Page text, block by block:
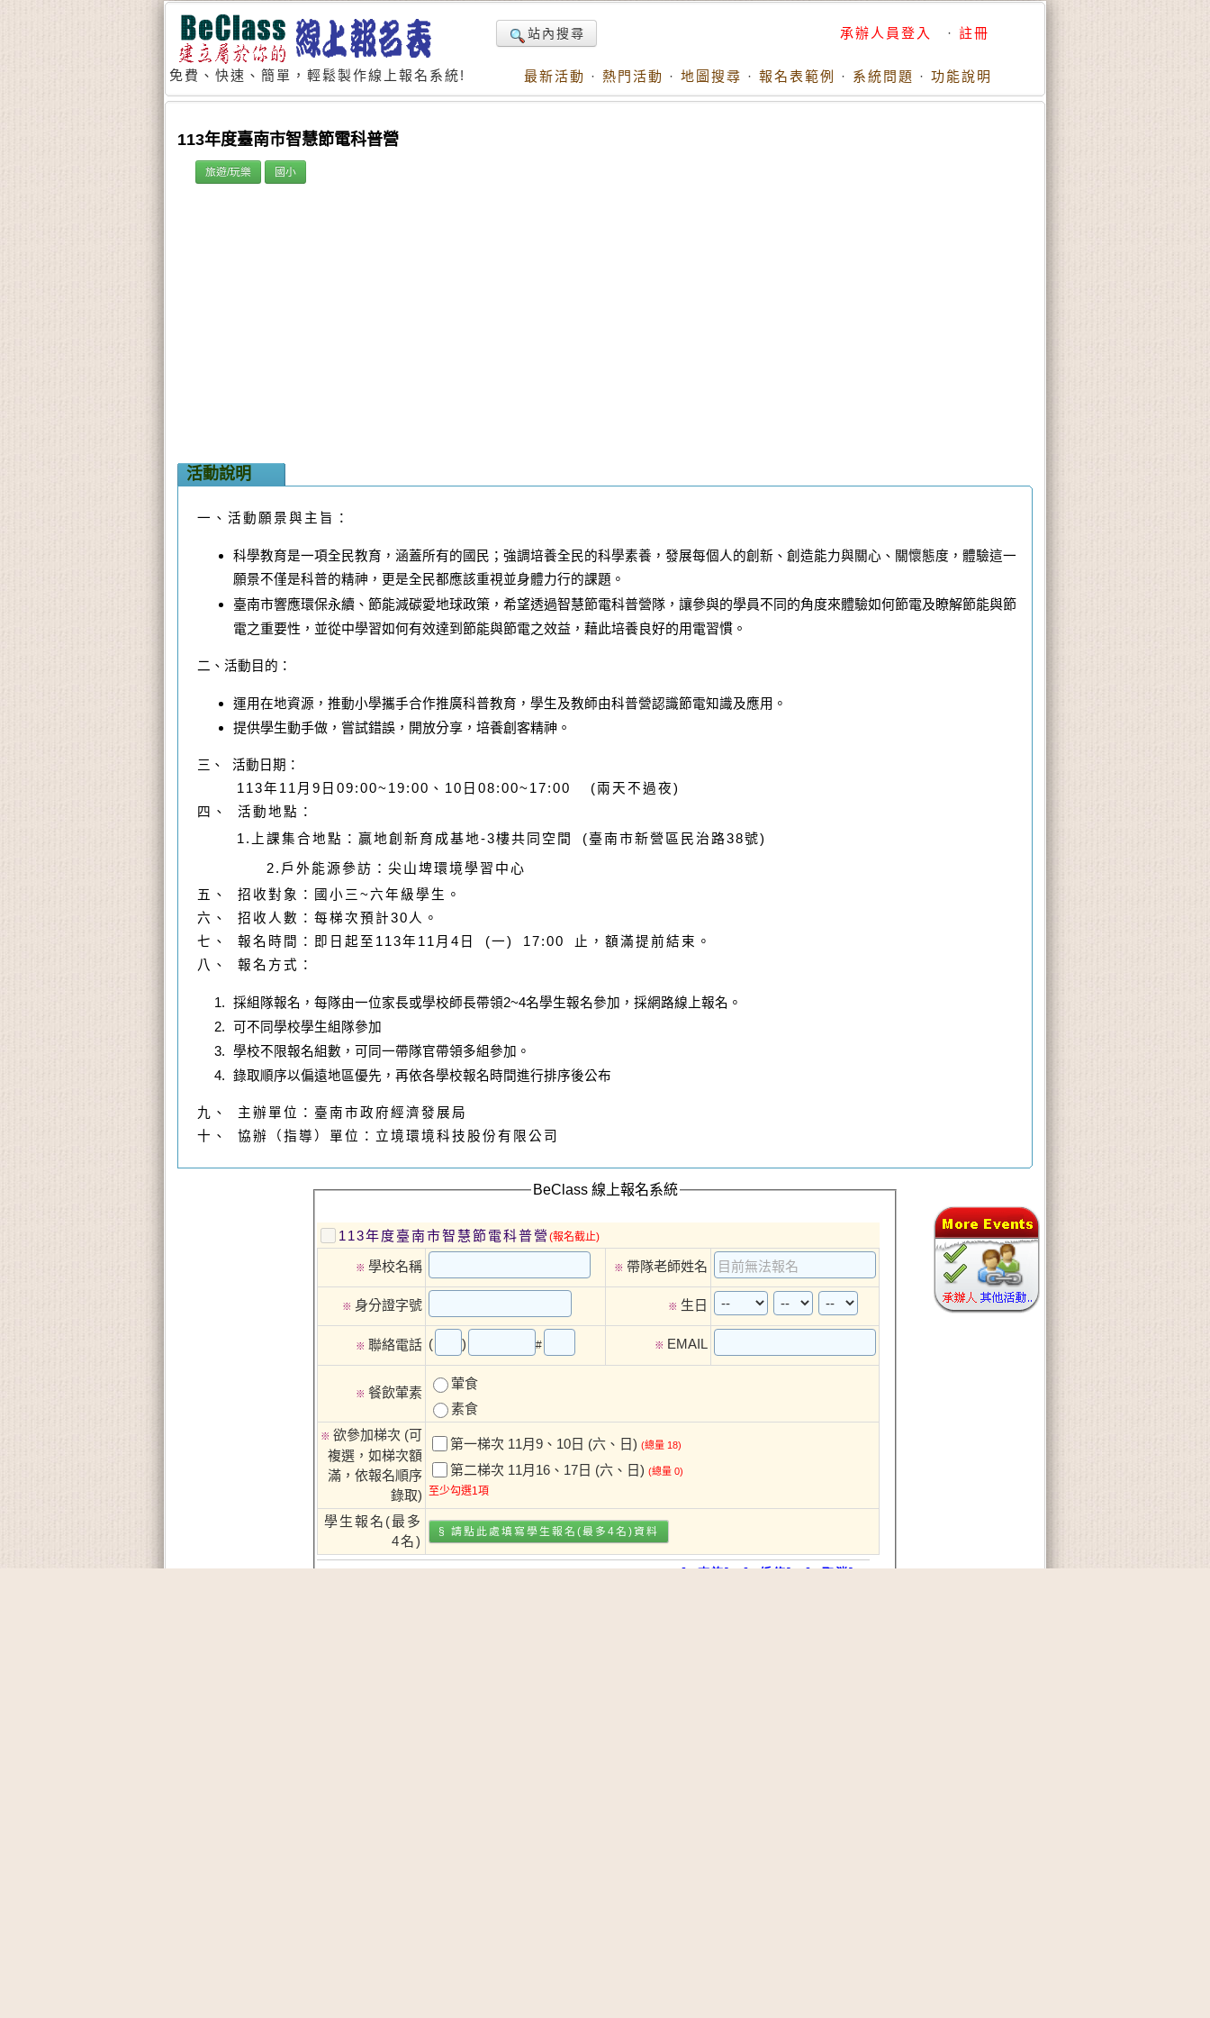
免費、快速、簡單，輕鬆製作線上報名系統!
站內搜尋 承辦人員登入 · 註冊
最新活動 · 熱門活動 · 地圖搜尋 · 報名表範例 · 系統問題 · 功能說明
113年度臺南市智慧節電科普營
旅遊/玩樂 國小
活動說明
一、活動願景與主旨：
科學教育是一項全民教育，涵蓋所有的國民；強調培養全民的科學素養，發展每個人的創新、創造能力與關心、關懷態度，體驗這一
願景不僅是科普的精神，更是全民都應該重視並身體力行的課題。
臺南市響應環保永續、節能減碳愛地球政策，希望透過智慧節電科普營隊，讓參與的學員不同的角度來體驗如何節電及瞭解節能與節
電之重要性，並從中學習如何有效達到節能與節電之效益，藉此培養良好的用電習慣。
二、活動目的：
運用在地資源，推動小學攜手合作推廣科普教育，學生及教師由科普營認識節電知識及應用。
提供學生動手做，嘗試錯誤，開放分享，培養創客精神。
三、 活動日期：
113年11月9日09:00~19:00、10日08:00~17:00 (兩天不過夜)
四、 活動地點：
1.上課集合地點： 贏地創新育成基地-3樓共同空間 (臺南市新營區民治路38號)
2.戶外能源參訪：尖山埤環境學習中心
五、 招收對象：國小三~六年級學生。
六、 招收人數：每梯次預計30人。
七、 報名時間：即日起至113年11月4日 (一) 17:00 止，額滿提前結束。
八、 報名方式：
採組隊報名，每隊由一位家長或學校師長帶領2~4名學生報名參加，採網路線上報名。
可不同學校學生組隊參加
學校不限報名組數，可同一帶隊官帶領多組參加。
錄取順序以偏遠地區優先，再依各學校報名時間進行排序後公布
九、 主辦單位：臺南市政府經濟發展局
十、 協辦（指導）單位：立境環境科技股份有限公司
BeClass 線上報名系統
113年度臺南市智慧節電科普營 (報名截止)
※ 學校名稱 ※ 帶隊老師姓名
※ 身分證字號 ※ 生日
※ 聯絡電話 ( ) # ※ EMAIL
※ 餐飲葷素
葷食
素食
※ 欲參加梯次 (可
複選，如梯次額
滿，依報名順序
錄取)
第一梯次 11月9、10日 (六、日) (總量 18)
第二梯次 11月16、17日 (六、日) (總量 0)
至少勾選1項
學生報名(最多
4名)
§ 請點此處填寫 學生報名(最多4名)資料
[ 查詢]、[ 編修]、[ 取消]